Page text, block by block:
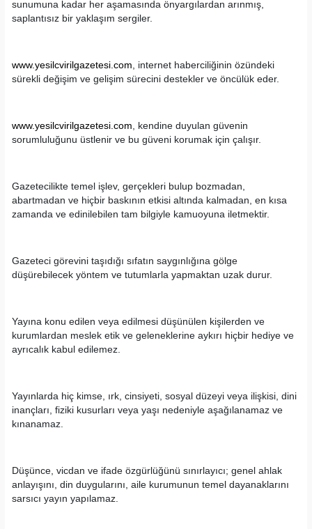
sunumuna kadar her aşamasında önyargılardan arınmış,
saplantısız bir yaklaşım sergiler.
www.yesilcvirilgazetesi.com, internet haberciliğinin özündeki
sürekli değişim ve gelişim sürecini destekler ve öncülük eder.
www.yesilcvirilgazetesi.com, kendine duyulan güvenin
sorumluluğunu üstlenir ve bu güveni korumak için çalışır.
Gazetecilikte temel işlev, gerçekleri bulup bozmadan,
abartmadan ve hiçbir baskının etkisi altında kalmadan, en kısa
zamanda ve edinilebilen tam bilgiyle kamuoyuna iletmektir.
Gazeteci görevini taşıdığı sıfatın saygınlığına gölge
düşürebilecek yöntem ve tutumlarla yapmaktan uzak durur.
Yayına konu edilen veya edilmesi düşünülen kişilerden ve
kurumlardan meslek etik ve geleneklerine aykırı hiçbir hediye ve
ayrıcalık kabul edilemez.
Yayınlarda hiç kimse, ırk, cinsiyeti, sosyal düzeyi veya ilişkisi, dini
inançları, fiziki kusurları veya yaşı nedeniyle aşağılanamaz ve
kınanamaz.
Düşünce, vicdan ve ifade özgürlüğünü sınırlayıcı; genel ahlak
anlayışını, din duygularını, aile kurumunun temel dayanaklarını
sarsıcı yayın yapılamaz.